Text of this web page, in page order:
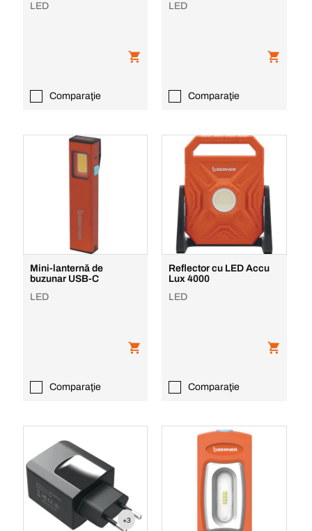
LED
Comparaţie
LED
Comparaţie
Mini-lanternă de
buzunar USB-C
LED
Comparaţie
Reflector cu LED Accu
Lux 4000
LED
Comparaţie
+3